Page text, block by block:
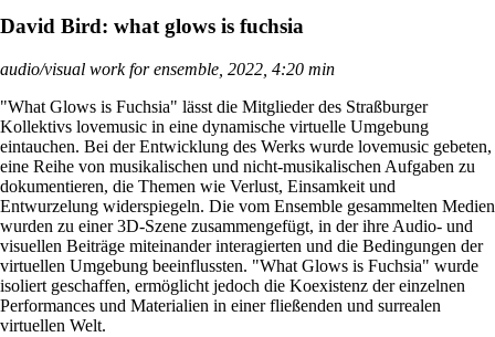
David Bird: what glows is fuchsia
audio/visual work for ensemble, 2022, 4:20 min
"What Glows is Fuchsia" lässt die Mitglieder des Straßburger
Kollektivs lovemusic in eine dynamische virtuelle Umgebung
eintauchen. Bei der Entwicklung des Werks wurde lovemusic gebeten,
eine Reihe von musikalischen und nicht-musikalischen Aufgaben zu
dokumentieren, die Themen wie Verlust, Einsamkeit und
Entwurzelung widerspiegeln. Die vom Ensemble gesammelten Medien
wurden zu einer 3D-Szene zusammengefügt, in der ihre Audio- und
visuellen Beiträge miteinander interagierten und die Bedingungen der
virtuellen Umgebung beeinflussten. "What Glows is Fuchsia" wurde
isoliert geschaffen, ermöglicht jedoch die Koexistenz der einzelnen
Performances und Materialien in einer fließenden und surrealen
virtuellen Welt.